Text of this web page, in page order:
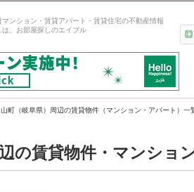
ンション・賃貸アパート・賃貸住宅の不動産情報
、お部屋探しのエイブル
町（岐阜県）周辺の賃貸物件（マンション・アパート）一
の賃貸物件・マンショ